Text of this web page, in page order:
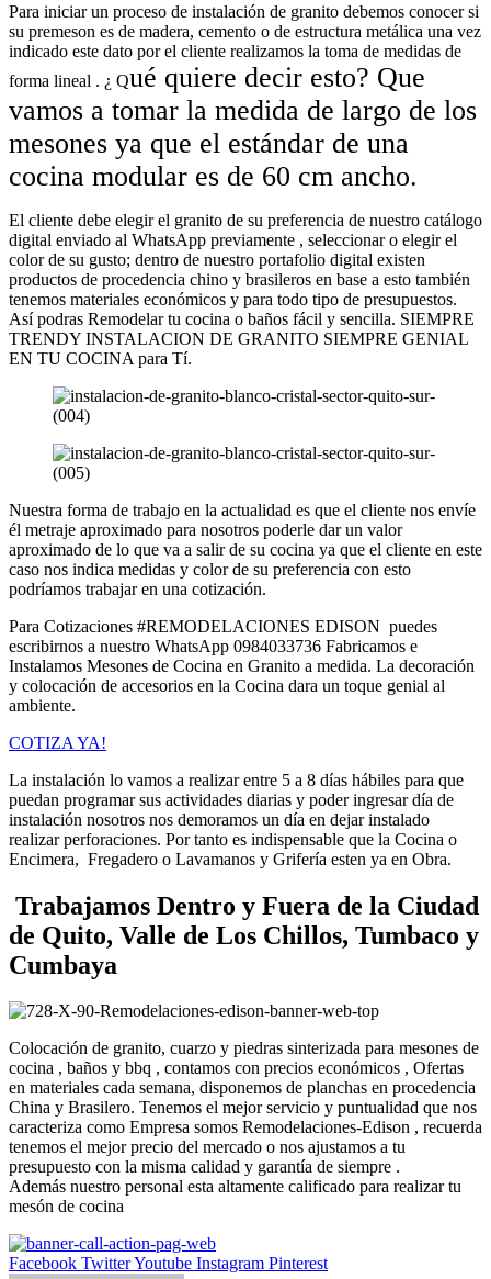
Para iniciar un proceso de instalación de granito debemos conocer si
su premeson es de madera, cemento o de estructura metálica una vez
indicado este dato por el cliente realizamos la toma de medidas de
forma lineal . ¿ Qué quiere decir esto? Que
vamos a tomar la medida de largo de los
mesones ya que el estándar de una
cocina modular es de 60 cm ancho.
El cliente debe elegir el granito de su preferencia de nuestro catálogo
digital enviado al WhatsApp previamente , seleccionar o elegir el
color de su gusto; dentro de nuestro portafolio digital existen
productos de procedencia chino y brasileros en base a esto también
tenemos materiales económicos y para todo tipo de presupuestos.
Así podras Remodelar tu cocina o baños fácil y sencilla. SIEMPRE
TRENDY INSTALACION DE GRANITO SIEMPRE GENIAL
EN TU COCINA para Tí.
Nuestra forma de trabajo en la actualidad es que el cliente nos envíe
él metraje aproximado para nosotros poderle dar un valor
aproximado de lo que va a salir de su cocina ya que el cliente en este
caso nos indica medidas y color de su preferencia con esto
podríamos trabajar en una cotización.
Para Cotizaciones #REMODELACIONES EDISON puedes
escribirnos a nuestro WhatsApp 0984033736 Fabricamos e
Instalamos Mesones de Cocina en Granito a medida. La decoración
y colocación de accesorios en la Cocina dara un toque genial al
ambiente.
COTIZA YA!
La instalación lo vamos a realizar entre 5 a 8 días hábiles para que
puedan programar sus actividades diarias y poder ingresar día de
instalación nosotros nos demoramos un día en dejar instalado
realizar perforaciones. Por tanto es indispensable que la Cocina o
Encimera, Fregadero o Lavamanos y Grifería esten ya en Obra.
Trabajamos Dentro y Fuera de la Ciudad
de Quito, Valle de Los Chillos, Tumbaco y
Cumbaya
Colocación de granito, cuarzo y piedras sinterizada para mesones de
cocina , baños y bbq , contamos con precios económicos , Ofertas
en materiales cada semana, disponemos de planchas en procedencia
China y Brasilero. Tenemos el mejor servicio y puntualidad que nos
caracteriza como Empresa somos Remodelaciones-Edison , recuerda
tenemos el mejor precio del mercado o nos ajustamos a tu
presupuesto con la misma calidad y garantía de siempre .
Además nuestro personal esta altamente calificado para realizar tu
mesón de cocina
Facebook TwitterYoutube Instagram Pinterest